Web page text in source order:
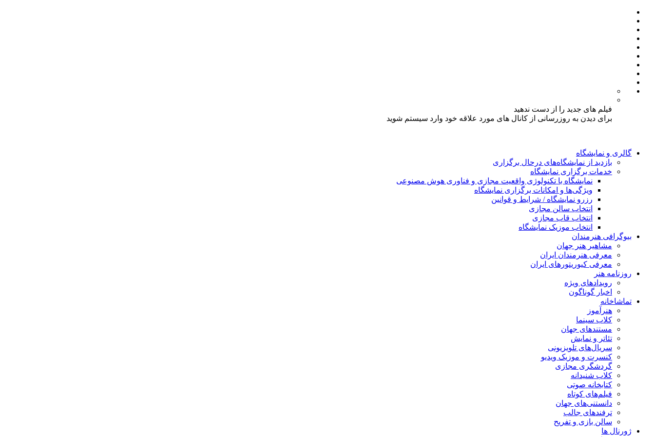
فیلم های جدید را از دست ندهید
برای دیدن به روزرسانی از کانال های مورد علاقه خود وارد سیستم شوید
گالری و نمایشگاه
بازدید از نمایشگاه‌های درحال برگزاری
خدمات برگزاری نمایشگاه
نمایشگاه با تکنولوژی واقعیت مجازی و فناوری هوش مصنوعی
ویژگی‌ها و امکانات برگزاری نمایشگاه
رزرو نمایشگاه / شرایط و قوانین
انتخاب سالن مجازی
انتخاب قاب مجازی
انتخاب موزیک نمایشگاه
بیوگرافی هنرمندان
مشاهیر هنر جهان
معرفی هنرمندان ایران
معرفی کیوریتورهای ایران
روزنامه هنر
رویدادهای ویژه
اخبار گوناگون
تماشاخانه
هنرآموز
کلاب سینما
مستندهای جهان
تئاتر و نمایش
سریال‌های تلویزیونی
کنسرت و موزیک ویدیو
گردشگری مجازی
کلاب شنیدانه
کتابخانه صوتی
فیلم‌های کوتاه
دانستنی‌های جهان
ترفندهای جالب
سالن بازی و تفریح
ژورنال ها